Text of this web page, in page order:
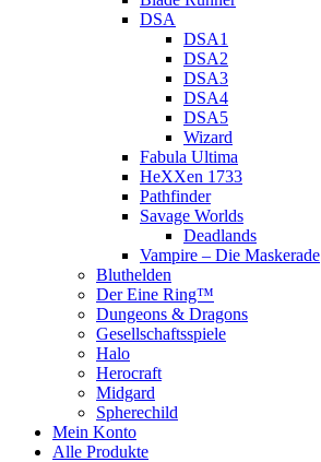
DSA
DSA1
DSA2
DSA3
DSA4
DSA5
Wizard
Fabula Ultima
HeXXen 1733
Pathfinder
Savage Worlds
Deadlands
Vampire – Die Maskerade
Bluthelden
Der Eine Ring™
Dungeons & Dragons
Gesellschaftsspiele
Halo
Herocraft
Midgard
Spherechild
Mein Konto
Alle Produkte